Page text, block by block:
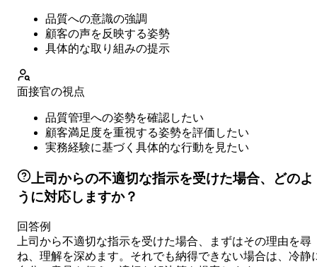
品質への意識の強調
顧客の声を反映する姿勢
具体的な取り組みの提示
面接官の視点
品質管理への姿勢を確認したい
顧客満足度を重視する姿勢を評価したい
実務経験に基づく具体的な行動を見たい
上司からの不適切な指示を受けた場合、どのよ
うに対応しますか？
回答例
上司から不適切な指示を受けた場合、まずはその理由を尋
ね、理解を深めます。それでも納得できない場合は、冷静